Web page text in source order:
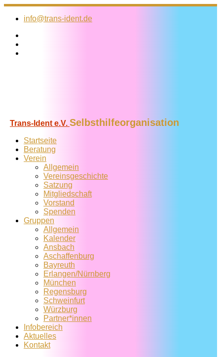
Zum
Inhalt
info@trans-ident.de
Trans-Ident e.V. Selbsthilfeorganisation
Startseite
Beratung
Verein
Allgemein
Vereins­geschichte
Satzung
Mitglied­schaft
Vorstand
Spenden
Gruppen
Allgemein
Kalender
Ansbach
Aschaffenburg
Bayreuth
Erlangen/Nürnberg
München
Regensburg
Schweinfurt
Würzburg
Partner*innen
Infobereich
Aktuelles
Kontakt